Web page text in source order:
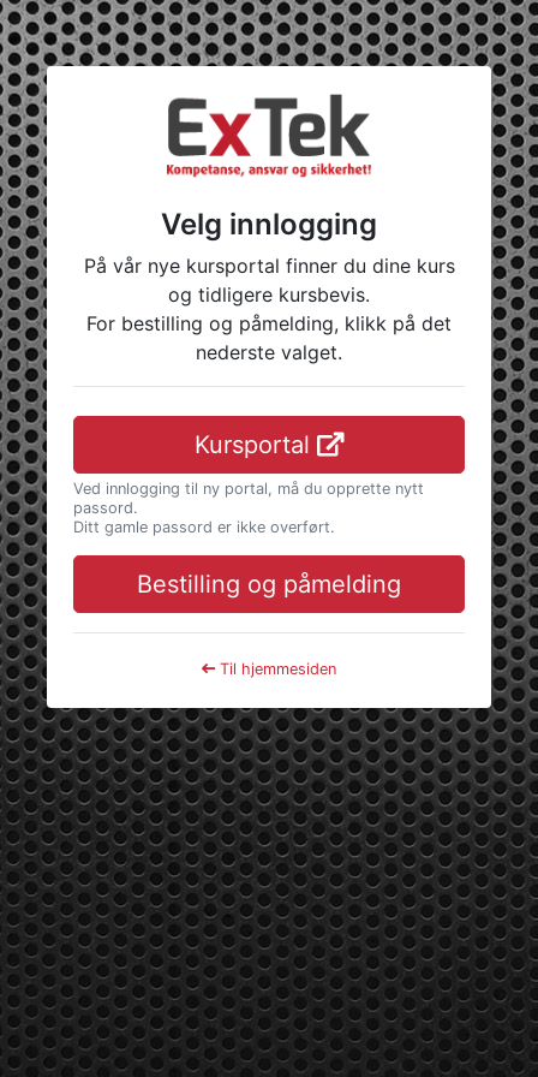
Velg innlogging
På vår nye kursportal finner du dine kurs
og tidligere kursbevis.
For bestilling og påmelding, klikk på det
nederste valget.
Kursportal
Ved innlogging til ny portal, må du opprette nytt
passord.
Ditt gamle passord er ikke overført.
Bestilling og påmelding
Til hjemmesiden